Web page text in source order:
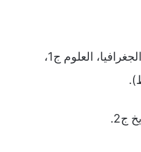
الفصل الأول: القرآن، التربية الإسلامية ج1، الوطنية، التاريخ ج2، الجغرافيا، العلوم ج1،